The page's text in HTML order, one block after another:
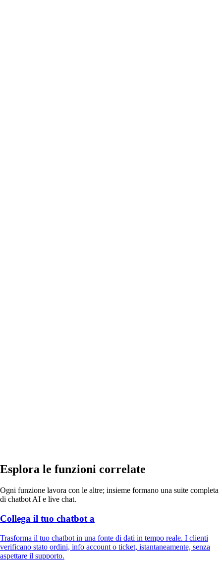
Esplora le funzioni correlate
Ogni funzione lavora con le altre; insieme formano una suite completa
di chatbot AI e live chat.
Collega il tuo chatbot a
Trasforma il tuo chatbot in una fonte di dati in tempo reale. I clienti
verificano stato ordini, info account o ticket, istantaneamente, senza
aspettare il supporto.